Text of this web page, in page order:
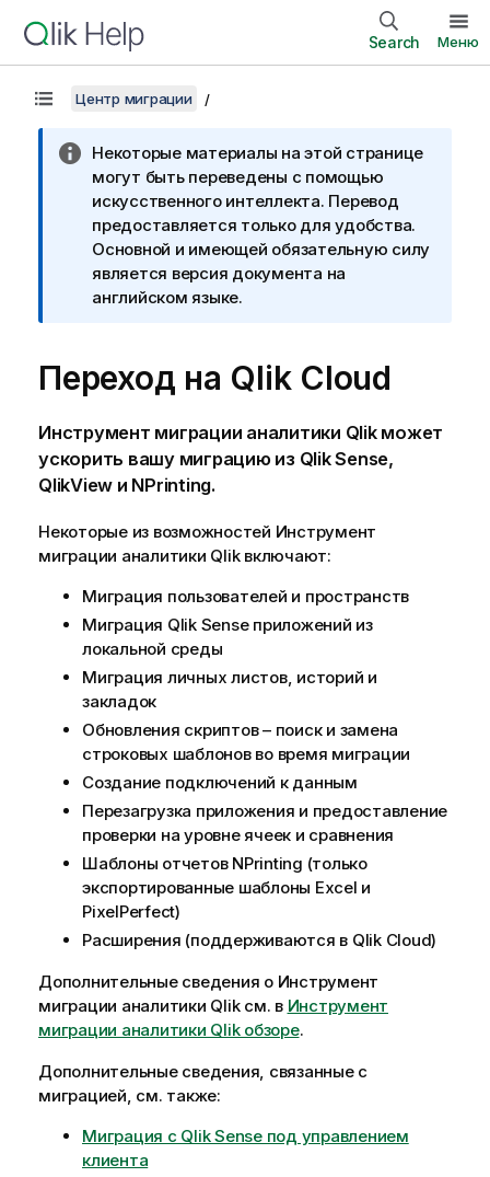
Search Меню
Центр миграции
Некоторые материалы на этой странице
могут быть переведены с помощью
искусственного интеллекта. Перевод
предоставляется только для удобства.
Основной и имеющей обязательную силу
является версия документа на
английском языке.
Переход на Qlik Cloud
Инструмент миграции аналитики Qlikможет
ускорить вашу миграцию из Qlik Sense,
QlikView и NPrinting.
Некоторые из возможностей Инструмент
миграции аналитики Qlikвключают:
Миграция пользователей и пространств
Миграция Qlik Senseприложений из
локальной среды
Миграция личных листов, историй и
закладок
Обновления скриптов – поиск и замена
строковых шаблонов во время миграции
Создание подключений к данным
Перезагрузка приложения и предоставление
проверки на уровне ячеек и сравнения
Шаблоны отчетов NPrinting (только
экспортированные шаблоны Excel и
PixelPerfect)
Расширения (поддерживаются в Qlik Cloud)
Дополнительные сведения о Инструмент
миграции аналитики Qlikсм. в Инструмент
миграции аналитики Qlik обзоре.
Дополнительные сведения, связанные с
миграцией, см. также:
Миграция с Qlik Sense под управлением
клиента